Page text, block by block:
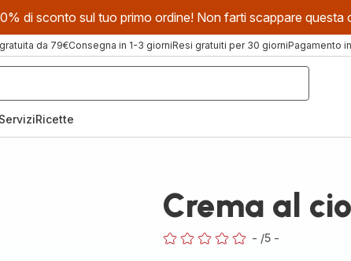
di sconto sul tuo primo ordine! Non farti scappare questa
da 79€Consegna in 1-3 giorniResi gratuiti per 30 giorniPagamento
ServiziRicette
Crema al
- /5 -